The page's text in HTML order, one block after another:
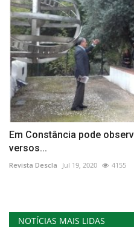
Em Constância pode
versos...
Revista Descla Jul 19, 2020 4155
NOTÍCIAS MAIS LIDAS